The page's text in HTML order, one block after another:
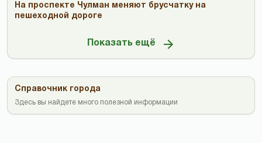
На проспекте Чулман меняют брусчатку на
пешеходной дороге
Показать ещё
Справочник города
Здесь вы найдете много полезной информации